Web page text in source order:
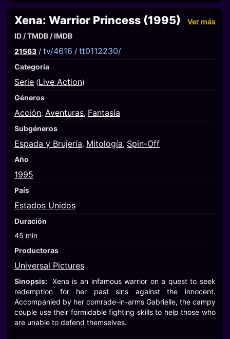
Xena: Warrior Princess (1995)
Ver más
ID / TMDB / IMDB
21563 / tv/4616 / tt0112230/
Categoría
Serie (Live Action)
Géneros
Acción, Aventuras, Fantasía
Subgéneros
Espada y Brujería, Mitología, Spin-Off
Año
1995
País
Estados Unidos
Duración
45 min
Productoras
Universal Pictures
Sinopsis: Xena is an infamous warrior on a quest to seek
redemption for her past sins against the innocent.
Accompanied by her comrade-in-arms Gabrielle, the campy
couple use their formidable fighting skills to help those who
are unable to defend themselves.